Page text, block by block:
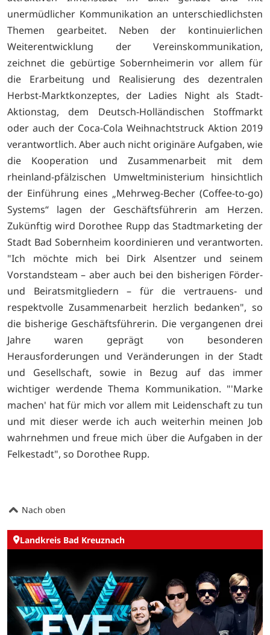
unermüdlicher Kommunikation an unterschiedlichsten
Themen gearbeitet. Neben der kontinuierlichen
Weiterentwicklung der Vereinskommunikation,
zeichnet die gebürtige Sobernheimerin vor allem für
die Erarbeitung und Realisierung des dezentralen
Herbst-Marktkonzeptes, der Ladies Night als Stadt-
Aktionstag, dem Deutsch-Holländischen Stoffmarkt
oder auch der Coca-Cola Weihnachtstruck Aktion 2019
verantwortlich. Aber auch nicht originäre Aufgaben, wie
die Kooperation und Zusammenarbeit mit dem
rheinland-pfälzischen Umweltministerium hinsichtlich
der Einführung eines „Mehrweg-Becher (Coffee-to-go)
Systems“ lagen der Geschäftsführerin am Herzen.
Zukünftig wird Dorothee Rupp das Stadtmarketing der
Stadt Bad Sobernheim koordinieren und verantworten.
"Ich möchte mich bei Dirk Alsentzer und seinem
Vorstandsteam – aber auch bei den bisherigen Förder-
und Beiratsmitgliedern – für die vertrauens- und
respektvolle Zusammenarbeit herzlich bedanken", so
die bisherige Geschäftsführerin. Die vergangenen drei
Jahre waren geprägt von besonderen
Herausforderungen und Veränderungen in der Stadt
und Gesellschaft, sowie in Bezug auf das immer
wichtiger werdende Thema Kommunikation. "'Marke
machen' hat für mich vor allem mit Leidenschaft zu tun
und mit dieser werde ich auch weiterhin meinen Job
wahrnehmen und freue mich über die Aufgaben in der
Felkestadt", so Dorothee Rupp.
Nach oben
Landkreis Bad Kreuznach